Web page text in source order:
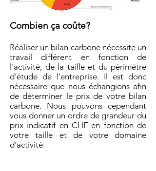
Combien ça coûte?
Réaliser un bilan carbone nécessite un
travail différent en fonction de
l'activité, de la taille et du périmètre
d'étude de l'entreprise. Il est donc
nécessaire que nous échangions afin
de déterminer le prix de votre bilan
carbone. Nous pouvons cependant
vous donner un ordre de grandeur du
prix indicatif en CHF en fonction de
votre taille et de votre domaine
d'activité: